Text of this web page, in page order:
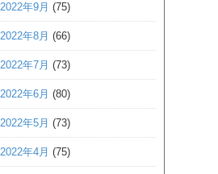
2022年9月 (75)
2022年8月 (66)
2022年7月 (73)
2022年6月 (80)
2022年5月 (73)
2022年4月 (75)